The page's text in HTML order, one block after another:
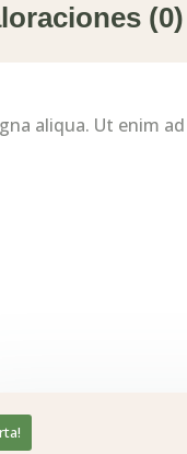
(0)
aliqua. Ut enim